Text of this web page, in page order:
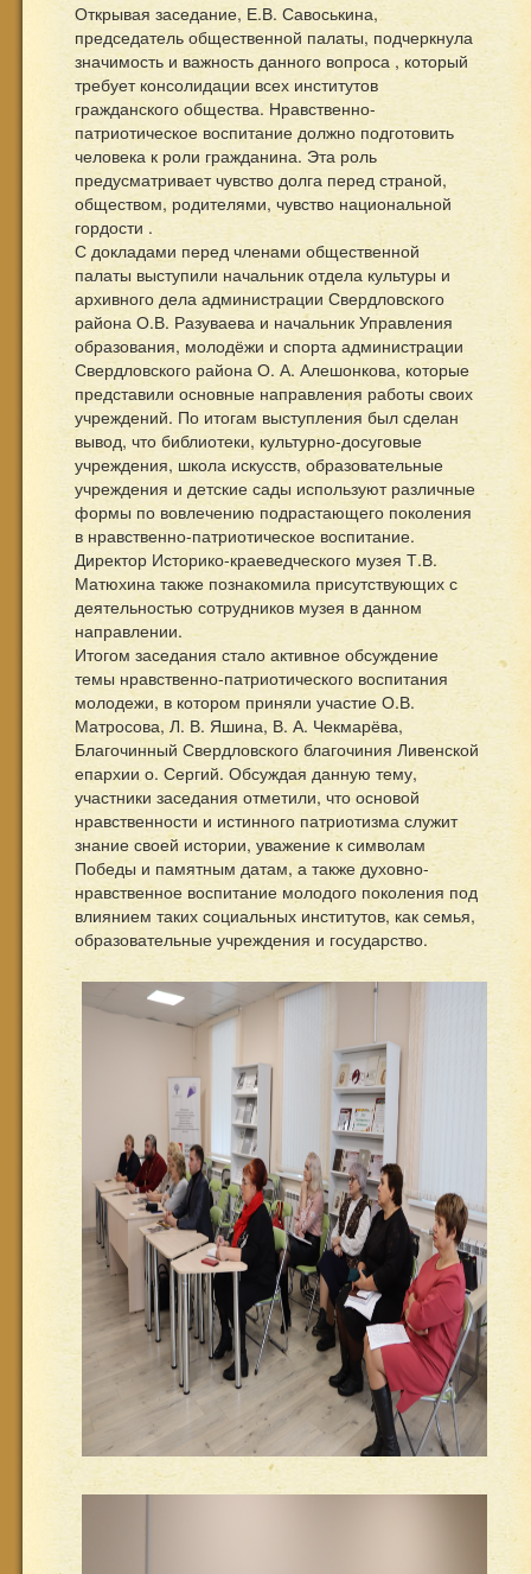
Открывая заседание, Е.В. Савоськина,
председатель общественной палаты, подчеркнула
значимость и важность данного вопроса , который
требует консолидации всех институтов
гражданского общества. Нравственно-
патриотическое воспитание должно подготовить
человека к роли гражданина. Эта роль
предусматривает чувство долга перед страной,
обществом, родителями, чувство национальной
гордости .
С докладами перед членами общественной
палаты выступили начальник отдела культуры и
архивного дела администрации Свердловского
района О.В. Разуваева и начальник Управления
образования, молодёжи и спорта администрации
Свердловского района О. А. Алешонкова, которые
представили основные направления работы своих
учреждений. По итогам выступления был сделан
вывод, что библиотеки, культурно-досуговые
учреждения, школа искусств, образовательные
учреждения и детские сады используют различные
формы по вовлечению подрастающего поколения
в нравственно-патриотическое воспитание.
Директор Историко-краеведческого музея Т.В.
Матюхина также познакомила присутствующих с
деятельностью сотрудников музея в данном
направлении.
Итогом заседания стало активное обсуждение
темы нравственно-патриотического воспитания
молодежи, в котором приняли участие О.В.
Матросова, Л. В. Яшина, В. А. Чекмарёва,
Благочинный Свердловского благочиния Ливенской
епархии о. Сергий. Обсуждая данную тему,
участники заседания отметили, что основой
нравственности и истинного патриотизма служит
знание своей истории, уважение к символам
Победы и памятным датам, а также духовно-
нравственное воспитание молодого поколения под
влиянием таких социальных институтов, как семья,
образовательные учреждения и государство.